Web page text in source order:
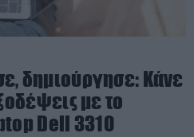
δημιούργησε: Kάνε
με το
Dell 3310